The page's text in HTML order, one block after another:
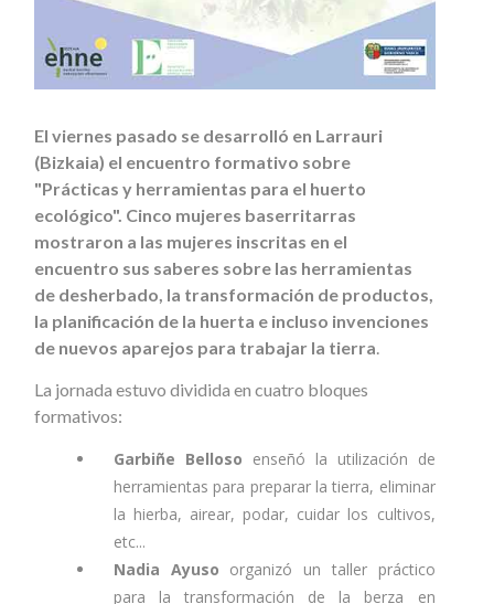
El viernes pasado se desarrolló en Larrauri
(Bizkaia) el encuentro formativo sobre
"Prácticas y herramientas para el huerto
ecológico". Cinco mujeres baserritarras
mostraron a las mujeres inscritas en el
encuentro sus saberes sobre las herramientas
de desherbado, la transformación de productos,
la planificación de la huerta e incluso invenciones
de nuevos aparejos para trabajar la tierra.
La jornada estuvo dividida en cuatro bloques
formativos:
Garbiñe Belloso enseñó la utilización de
herramientas para preparar la tierra, eliminar
la hierba, airear, podar, cuidar los cultivos,
etc...
Nadia Ayuso organizó un taller práctico
para la transformación de la berza en